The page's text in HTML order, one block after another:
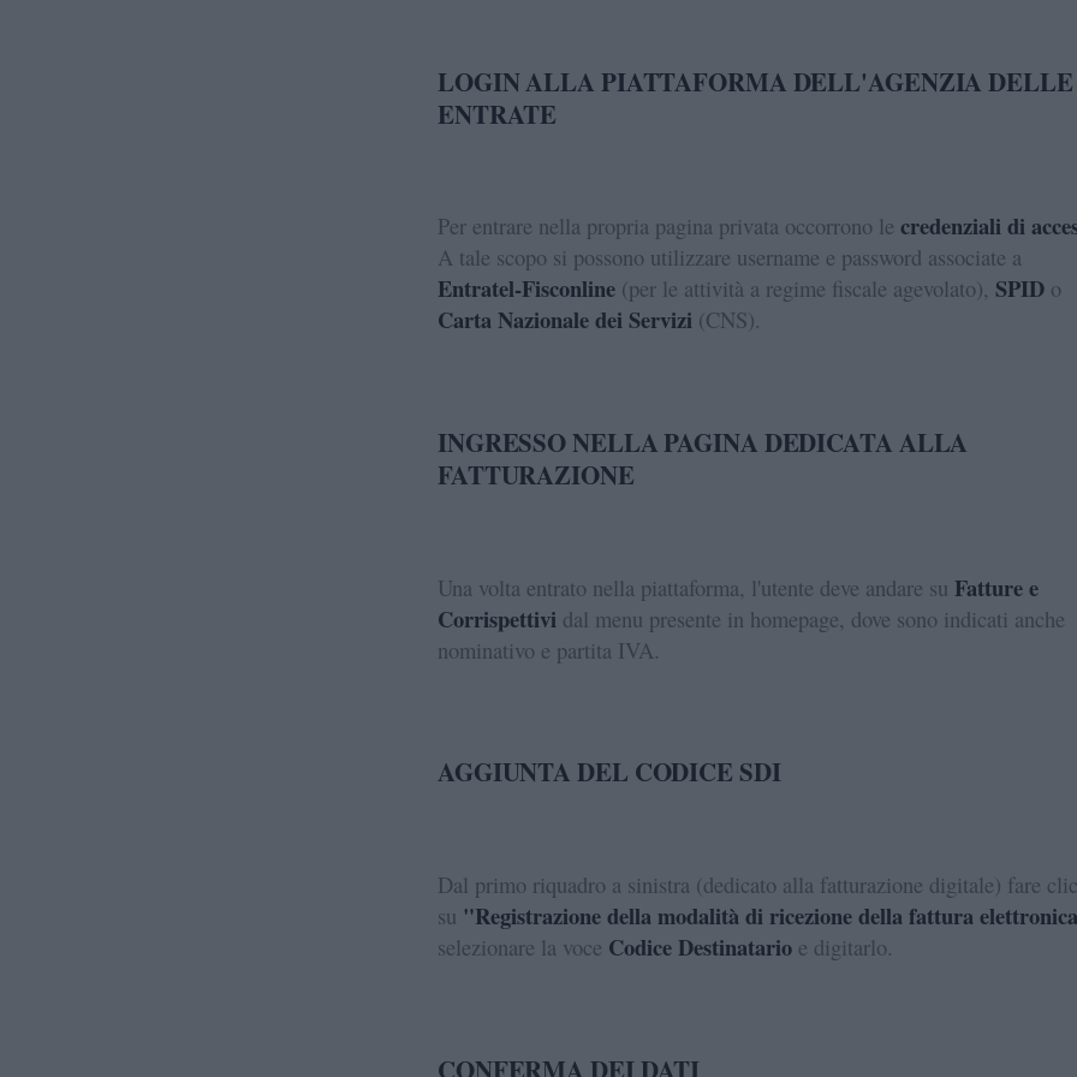
LOGIN ALLA PIATTAFORMA DELL'AGENZIA DELLE
ENTRATE
Per entrare nella propria pagina privata occorrono le credenziali di
A tale scopo si possono utilizzare username e password associate a
Entratel-Fisconline (per le attività a regime fiscale agevolato), SPID o
Carta Nazionale dei Servizi (CNS).
INGRESSO NELLA PAGINA DEDICATA ALLA
FATTURAZIONE
Una volta entrato nella piattaforma, l'utente deve andare su Fatture e
Corrispettivi dal menu presente in homepage, dove sono indicati anche
nominativo e partita IVA.
AGGIUNTA DEL CODICE SDI
Dal primo riquadro a sinistra (dedicato alla fatturazione digitale) fare
su "Registrazione della modalità di ricezione della fattura
selezionare la voce Codice Destinatario e digitarlo.
CONFERMA DEI DATI